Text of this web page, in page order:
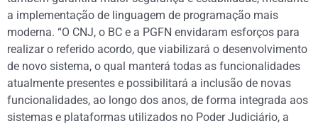
a implementação de linguagem de programação mais
moderna. “O CNJ, o BC e a PGFN envidaram esforços para
realizar o referido acordo, que viabilizará o desenvolvimento
de novo sistema, o qual manterá todas as funcionalidades
atualmente presentes e possibilitará a inclusão de novas
funcionalidades, ao longo dos anos, de forma integrada aos
sistemas e plataformas utilizados no Poder Judiciário, a